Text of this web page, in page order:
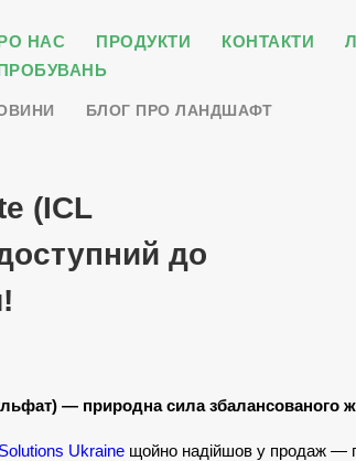
НАС ПРОДУКТИ КОНТАКТИ
БЛОГ ПРО ЛАНДШАФТ
(ICL
до
— природна сила збалансованого
Ukraine щойно надійшов у продаж —